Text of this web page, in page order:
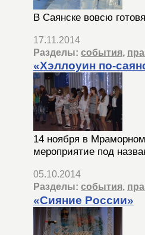
В Саянске вовсю
17.11.2014
Разделы: события,
«Хэллоуин по-
14 ноября в
мероприятие под
05.10.2014
Разделы: события,
«Сияние России»